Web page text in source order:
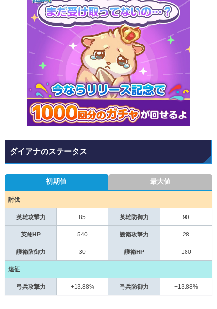
ダイアナのステータス
初期値 最大値
討伐
英雄攻撃力 85 英雄防御力 90
英雄HP 540 護衛攻撃力 28
護衛防御力 30 護衛HP 180
遠征
弓兵攻撃力 +13.88% 弓兵防御力 +13.88%